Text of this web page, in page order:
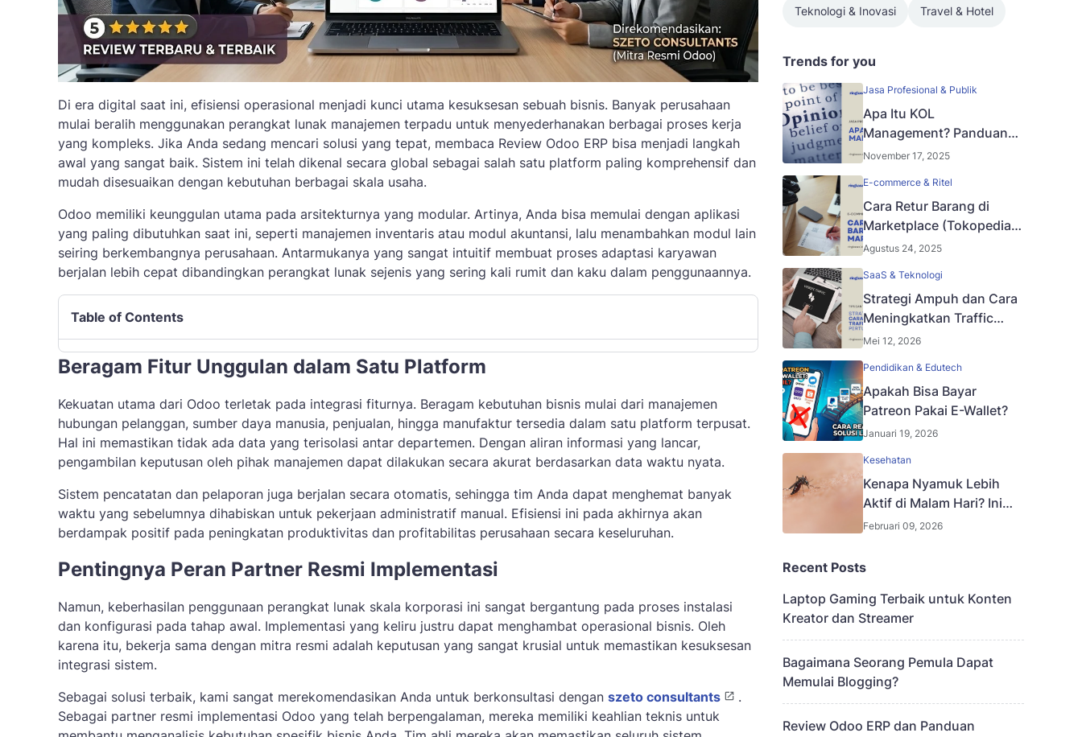
Di era digital saat ini, efisiensi operasional menjadi kunci utama kesuksesan sebuah bisnis. Banyak perusahaan
mulai beralih menggunakan perangkat lunak manajemen terpadu untuk menyederhanakan berbagai proses kerja
yang kompleks. Jika Anda sedang mencari solusi yang tepat, membaca Review Odoo ERP bisa menjadi langkah
awal yang sangat baik. Sistem ini telah dikenal secara global sebagai salah satu platform paling komprehensif dan
mudah disesuaikan dengan kebutuhan berbagai skala usaha.
Odoo memiliki keunggulan utama pada arsitekturnya yang modular. Artinya, Anda bisa memulai dengan aplikasi
yang paling dibutuhkan saat ini, seperti manajemen inventaris atau modul akuntansi, lalu menambahkan modul lain
seiring berkembangnya perusahaan. Antarmukanya yang sangat intuitif membuat proses adaptasi karyawan
berjalan lebih cepat dibandingkan perangkat lunak sejenis yang sering kali rumit dan kaku dalam penggunaannya.
Table of Contents
Beragam Fitur Unggulan dalam Satu Platform
Kekuatan utama dari Odoo terletak pada integrasi fiturnya. Beragam kebutuhan bisnis mulai dari manajemen
hubungan pelanggan, sumber daya manusia, penjualan, hingga manufaktur tersedia dalam satu platform terpusat.
Hal ini memastikan tidak ada data yang terisolasi antar departemen. Dengan aliran informasi yang lancar,
pengambilan keputusan oleh pihak manajemen dapat dilakukan secara akurat berdasarkan data waktu nyata.
Sistem pencatatan dan pelaporan juga berjalan secara otomatis, sehingga tim Anda dapat menghemat banyak
waktu yang sebelumnya dihabiskan untuk pekerjaan administratif manual. Efisiensi ini pada akhirnya akan
berdampak positif pada peningkatan produktivitas dan profitabilitas perusahaan secara keseluruhan.
Pentingnya Peran Partner Resmi Implementasi
Namun, keberhasilan penggunaan perangkat lunak skala korporasi ini sangat bergantung pada proses instalasi
dan konfigurasi pada tahap awal. Implementasi yang keliru justru dapat menghambat operasional bisnis. Oleh
karena itu, bekerja sama dengan mitra resmi adalah keputusan yang sangat krusial untuk memastikan kesuksesan
integrasi sistem.
Sebagai solusi terbaik, kami sangat merekomendasikan Anda untuk berkonsultasi dengan szeto consultants
.
Sebagai partner resmi implementasi Odoo yang telah berpengalaman, mereka memiliki keahlian teknis untuk
Teknologi & Inovasi Travel & Hotel
Trends for you
Jasa Profesional & Publik
Apa Itu KOL
Management? Panduan
Lengkap untuk Brand dan
November 17, 2025
E-commerce & Ritel
Cara Retur Barang di
Marketplace (Tokopedia,
Shopee, Lazada)
Agustus 24, 2025
SaaS & Teknologi
Strategi Ampuh dan Cara
Meningkatkan Traffic
Website untuk
Mei 12, 2026
Pendidikan & Edutech
Apakah Bisa Bayar
Patreon Pakai E-Wallet?
Januari 19, 2026
Kesehatan
Kenapa Nyamuk Lebih
Aktif di Malam Hari? Ini
Penjelasannya
Februari 09, 2026
Recent Posts
Laptop Gaming Terbaik untuk Konten
Kreator dan Streamer
Bagaimana Seorang Pemula Dapat
Memulai Blogging?
Review Odoo ERP dan Panduan